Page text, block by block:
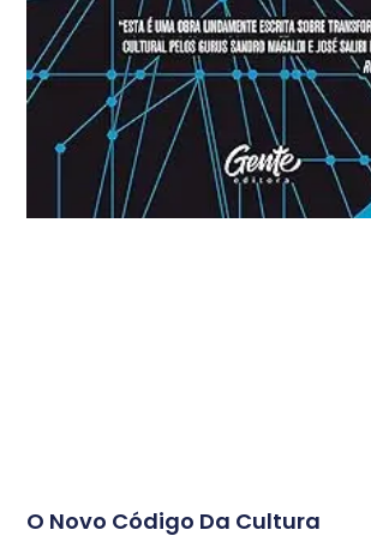
O Novo Código Da Cultura